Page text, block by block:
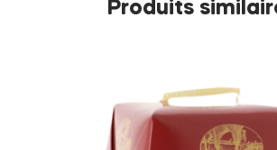
Produits